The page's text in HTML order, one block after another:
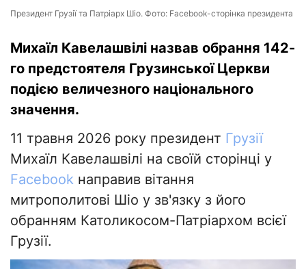
Президент Грузії та Патріарх Шіо. Фото: Facebook-сторінка президента
Михаїл Кавелашвілі назвав обрання 142-
го предстоятеля Грузинської Церкви
подією величезного національного
значення.
11 травня 2026 року президент Грузії
Михаїл Кавелашвілі на своїй сторінці у
Facebook направив вітання
митрополитові Шіо у зв'язку з його
обранням Католикосом-Патріархом всієї
Грузії.